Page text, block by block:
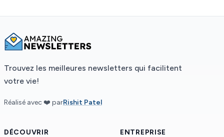
Trouvez les meilleures newsletters qui facilitent
votre vie!
Réalisé avec ❤️ parRishit Patel
DÉCOUVRIR ENTREPRISE